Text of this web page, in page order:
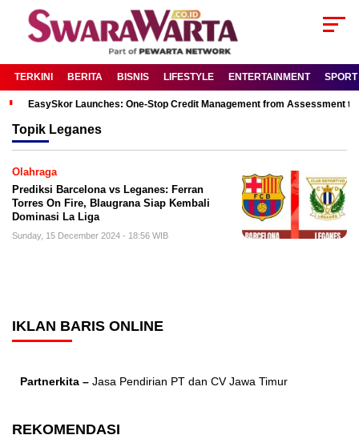
TERKINI BERITA BISNIS LIFESTYLE ENTERTAINMENT SPORT
EasySkor Launches: One-Stop Credit Management from Assessment
Topik Leganes
Olahraga
Prediksi Barcelona vs Leganes: Ferran
Torres On Fire, Blaugrana Siap Kembali
Dominasi La Liga
Sunday, 15 December 2024 - 18:56 WIB
IKLAN BARIS ONLINE
Partnerkita – Jasa Pendirian PT dan CV Jawa Timur
REKOMENDASI